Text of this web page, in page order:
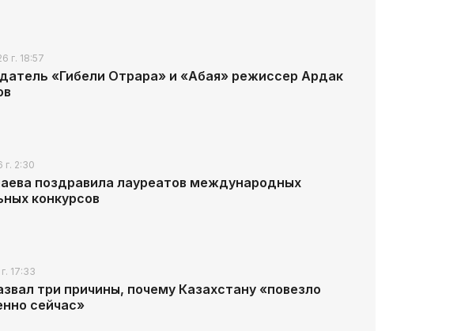
г. 18:57
«Гибели Отрара» и «Абая» режиссер Ардак
г. 2:30
поздравила лауреатов международных
конкурсов
17:33
три причины, почему Казахстану «повезло
сейчас»